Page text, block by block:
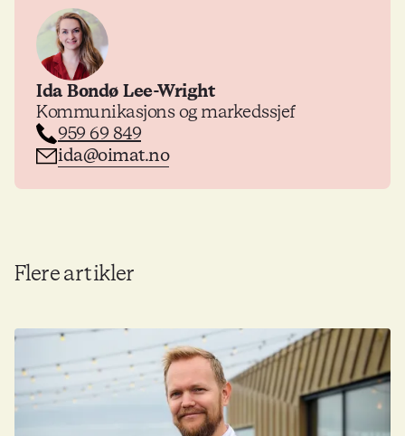
Ida Bondø Lee-Wright
Kommunikasjons og markedssjef
959 69 849
ida@oimat.no
Flere artikler